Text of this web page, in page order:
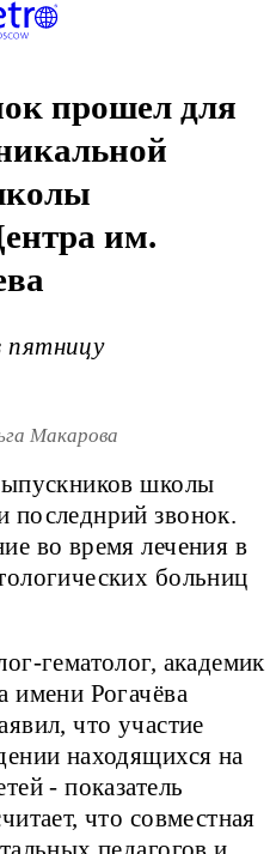
прошел для
им.
пятницу
Макарова
школы
звонок.
во время лечения в
больниц
гематолог, академик
имени Рогачёва
что участие
находящихся на
- показатель
что совместная